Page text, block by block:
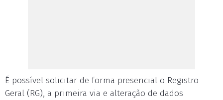
É possível solicitar de forma presencial o Registro
Geral (RG), a primeira via e alteração de dados